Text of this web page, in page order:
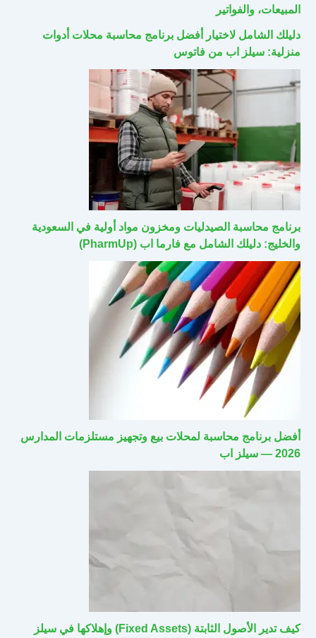
المبيعات، والفواتير
دليلك الشامل لاختيار أفضل برنامج محاسبة محلات أدوات
منزلية: سيلز اب من فاتوس
برنامج محاسبة الصيدليات ومخزون مواد أولية في السعودية
والخليج: دليلك الشامل مع فارما اب (PharmUp)
أفضل برنامج محاسبة لمحلات بيع وتجهيز مستلزمات المدارس
2026 — سيلز اب
كيف تدير الأصول الثابتة (Fixed Assets) وإهلاكها في سيلز